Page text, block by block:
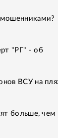
мошенниками?
"РГ" - об
ВСУ на
больше, чем